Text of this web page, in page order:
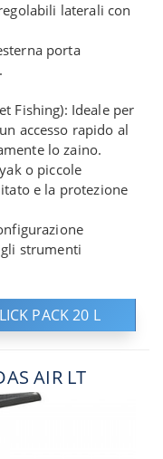
laterali con
porta
Fishing): Ideale per
accesso rapido al
lo zaino.
o piccole
e la protezione
strumenti
PACK 20 L
AIR LT